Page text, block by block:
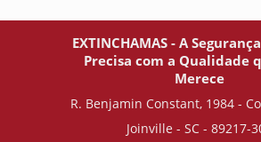
EXTINCHAMAS - A
Precisa com a Qualidade
Merece
R. Benjamin Constant, 1984 -
Joinville - SC - 89217-